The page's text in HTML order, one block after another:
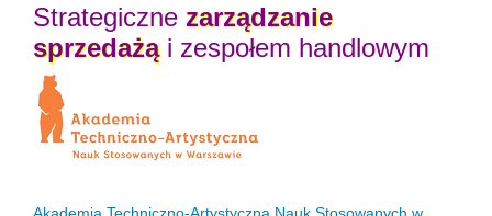
Strategiczne zarządzanie
sprzedażąi zespołem handlowym
Akademia Techniczno-Artystyczna Nauk Stosowanych w